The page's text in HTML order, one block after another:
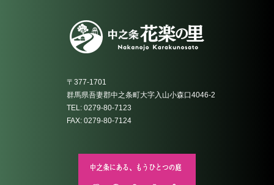
〒377-1701
群馬県吾妻郡中之条町大字入山小森口4046-2
TEL: 0279-80-7123
FAX: 0279-80-7124